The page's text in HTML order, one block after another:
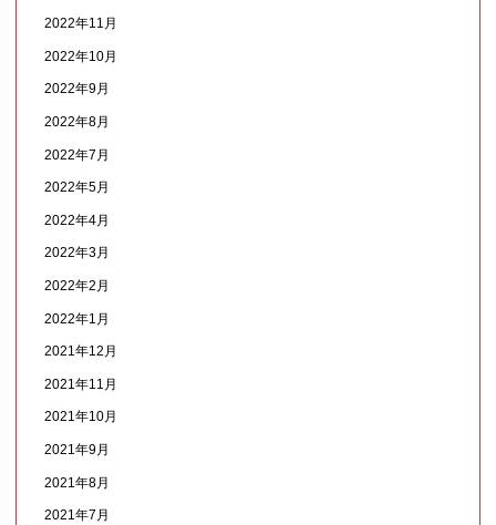
2022年11月
2022年10月
2022年9月
2022年8月
2022年7月
2022年5月
2022年4月
2022年3月
2022年2月
2022年1月
2021年12月
2021年11月
2021年10月
2021年9月
2021年8月
2021年7月